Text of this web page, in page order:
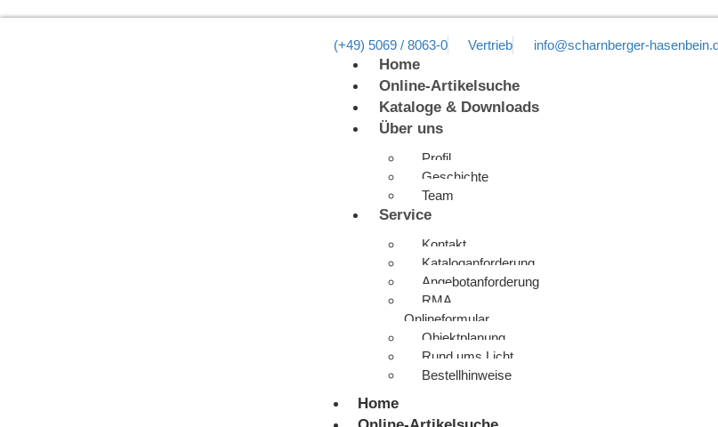
(+49) 5069 / 8063-0 Vertrieb info@scharnberger-
Home
Online-Artikelsuche
Kataloge & Downloads
Über uns
Profil
Geschichte
Team
Service
Kontakt
Kataloganforderung
Angebotanforderung
RMA
Onlineformular
Objektplanung
Rund ums Licht
Bestellhinweise
Home